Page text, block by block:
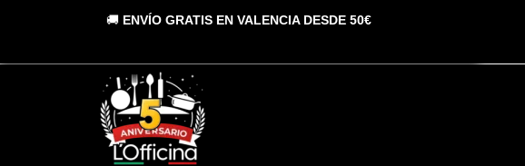
🚚 ENVÍO GRATIS EN VALENCIA DESDE 50€